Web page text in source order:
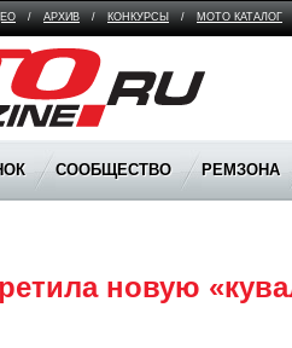
/ АРХИВ / КОНКУРСЫ / МОТО КАТАЛОГ
СООБЩЕСТВО РЕМЗОНА
новую